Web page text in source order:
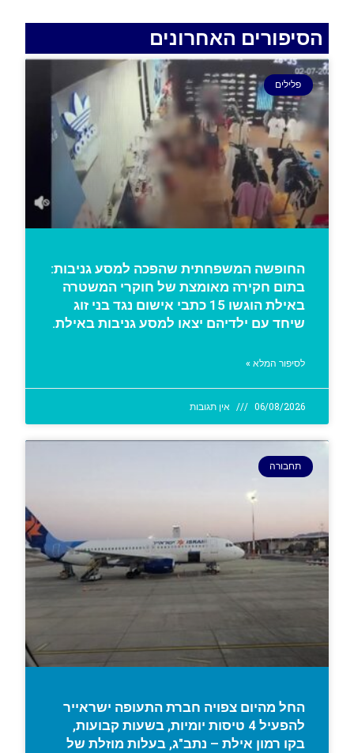
הסיפורים האחרונים
פלילים
החופשה המשפחתית שהפכה למסע גניבות:
בתום חקירה מאומצת של חוקרי המשטרה
באילת הוגשו 15 כתבי אישום נגד בני זוג
שיחד עם ילדיהם יצאו למסע גניבות באילת.
לסיפור המלא »
06/08/2026 אין תגובות
תחבורה
החל מהיום צפויה חברת התעופה ישראייר
להפעיל 4 טיסות יומיות, בשעות קבועות,
בקו רמון אילת – נתב"ג, בעלות מוזלת של